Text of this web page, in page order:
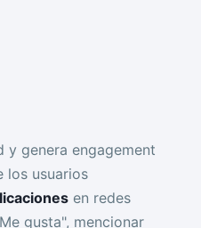
y genera engagement
los usuarios
en redes
gusta", mencionar